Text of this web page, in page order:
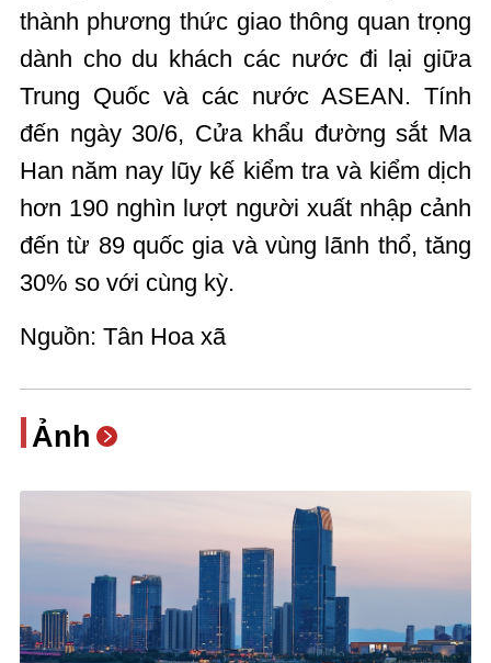
thành phương thức giao thông quan trọng
dành cho du khách các nước đi lại giữa
Trung Quốc và các nước ASEAN. Tính
đến ngày 30/6, Cửa khẩu đường sắt Ma
Han năm nay lũy kế kiểm tra và kiểm dịch
hơn 190 nghìn lượt người xuất nhập cảnh
đến từ 89 quốc gia và vùng lãnh thổ, tăng
30% so với cùng kỳ.
Nguồn: Tân Hoa xã
Ảnh